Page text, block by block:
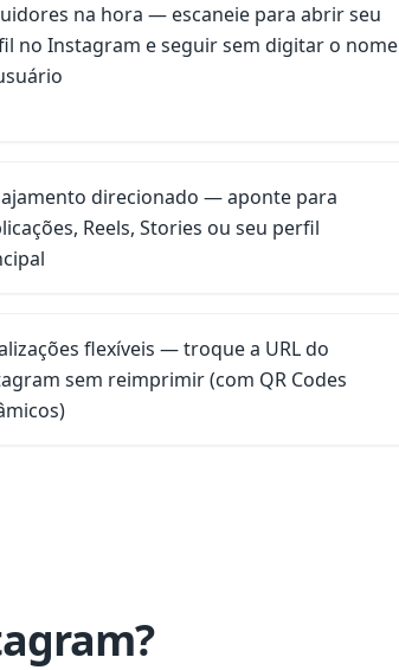
na hora — escaneie para abrir seu
no Instagram e seguir sem digitar o nome
direcionado — aponte para
Reels, Stories ou seu perfil
flexíveis — troque a URL do
sem reimprimir (com QR Codes